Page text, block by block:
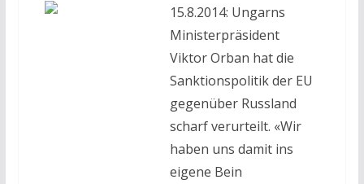
15.8.2014: Ungarns
Ministerpräsident
Viktor Orban hat die
Sanktionspolitik der EU
gegenüber Russland
scharf verurteilt. «Wir
haben uns damit ins
eigene Bein